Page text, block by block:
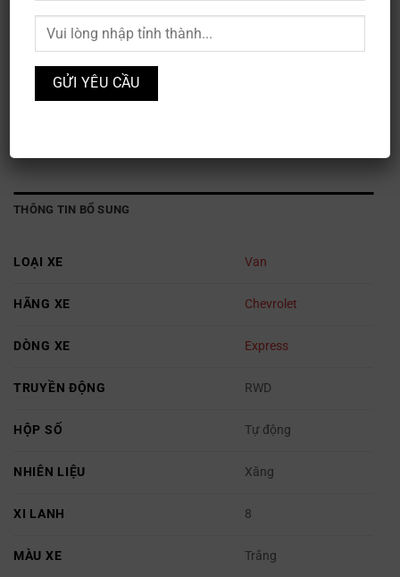
Chevrolet Express 3500
Mã sản phẩm:XE3S-125
Danh mục:Chevrolet,Ô TÔ
THÔNG TIN BỔ SUNG
LOẠI XE Van
HÃNG XE Chevrolet
DÒNG XE Express
TRUYỀN ĐỘNG RWD
HỘP SỐ Tự động
NHIÊN LIỆU Xăng
XI LANH 8
MÀU XE Trắng